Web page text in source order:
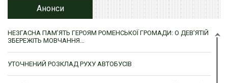
Анонси
НЕЗГАСНА ПАМ’ЯТЬ ГЕРОЯМ РОМЕНСЬКОЇ ГРОМАДИ: О ДЕВ’ЯТІЙ
ЗБЕРЕЖІТЬ МОВЧАННЯ…
УТОЧНЕНИЙ РОЗКЛАД РУХУ АВТОБУСІВ